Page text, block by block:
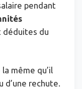
pendant
déduites du
même qu’il
d’une rechute.